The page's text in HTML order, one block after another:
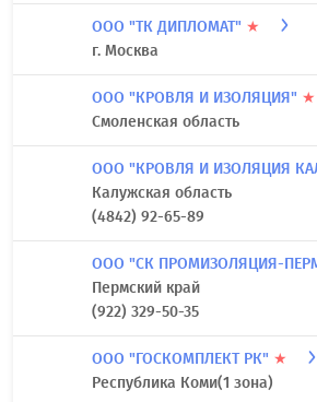
ООО "ТК ДИПЛОМАТ" ★
г. Москва
ООО "КРОВЛЯ И ИЗОЛЯЦИЯ" ★
Смоленская область
ООО "КРОВЛЯ И ИЗОЛЯЦИЯ
Калужская область
(4842) 92-65-89
ООО "СК ПРОМИЗОЛЯЦИЯ-
Пермский край
(922) 329-50-35
ООО "ГОСКОМПЛЕКТ РК" ★
Республика Коми(1 зона)